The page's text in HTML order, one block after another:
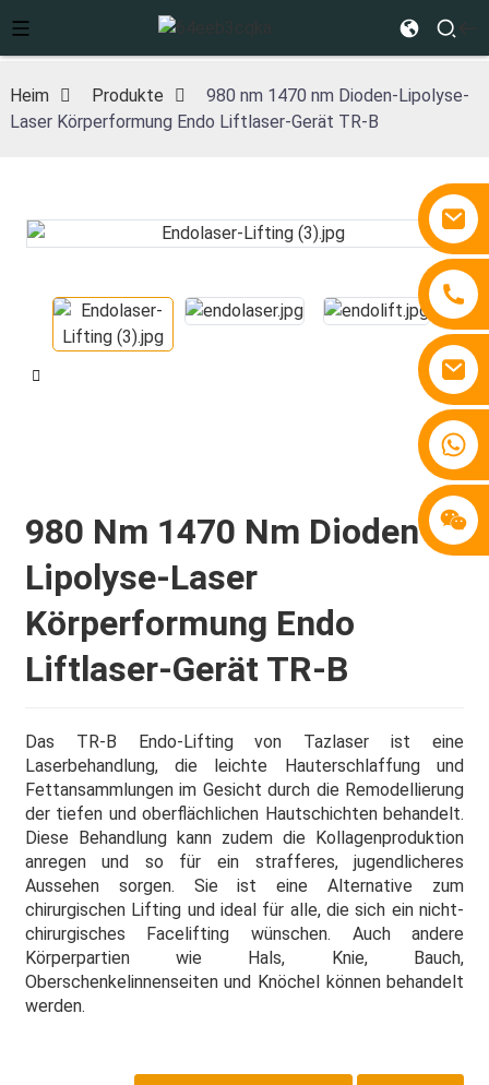
Heim Produkte
980 nm 1470 nm Dioden-Lipolyse-
Laser Körperformung Endo Liftlaser-Gerät TR-B
980 Nm 1470 Nm Dioden-
Lipolyse-Laser
Körperformung Endo
Liftlaser-Gerät TR-B
Das TR-B Endo-Lifting von Tazlaser ist eine
Laserbehandlung, die leichte Hauterschlaffung und
Fettansammlungen im Gesicht durch die Remodellierung
der tiefen und oberflächlichen Hautschichten behandelt.
Diese Behandlung kann zudem die Kollagenproduktion
anregen und so für ein strafferes, jugendlicheres
Aussehen sorgen. Sie ist eine Alternative zum
chirurgischen Lifting und ideal für alle, die sich ein nicht-
chirurgisches Facelifting wünschen. Auch andere
Körperpartien wie Hals, Knie, Bauch,
Oberschenkelinnenseiten und Knöchel können behandelt
werden.